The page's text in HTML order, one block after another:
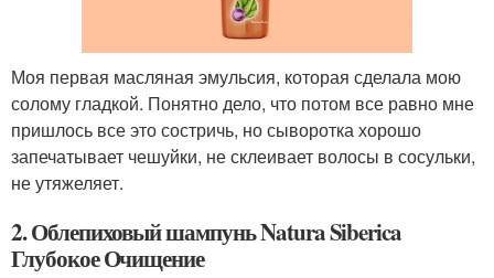
Моя первая масляная эмульсия, которая сделала мою
солому гладкой. Понятно дело, что потом все равно мне
пришлось все это состричь, но сыворотка хорошо
запечатывает чешуйки, не склеивает волосы в сосульки,
не утяжеляет.
2. Облепиховый шампунь Natura Siberica
Глубокое Очищение